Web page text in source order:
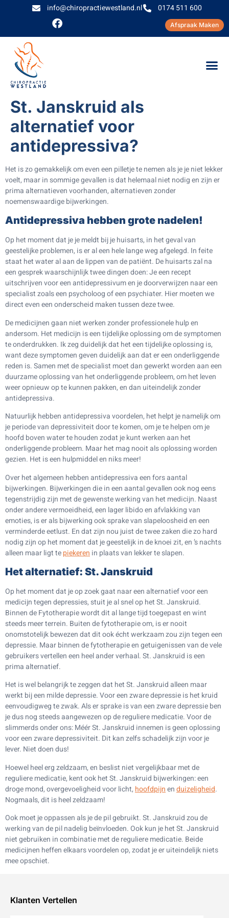
info@chiropractiewestland.nl 0174 511 600
Afspraak Maken
St. Janskruid als
alternatief voor
antidepressiva?
Het is zo gemakkelijk om even een pilletje te nemen als je je niet lekker
voelt, maar in sommige gevallen is dat helemaal niet nodig en zijn er
prima alternatieven voorhanden, alternatieven zonder
noemenswaardige bijwerkingen.
Antidepressiva hebben grote nadelen!
Op het moment dat je je meldt bij je huisarts, in het geval van
geestelijke problemen, is er al een hele lange weg afgelegd. In feite
staat het water al aan de lippen van de patiënt. De huisarts zal na
een gesprek waarschijnlijk twee dingen doen: Je een recept
uitschrijven voor een antidepressivum en je doorverwijzen naar een
specialist zoals een psycholoog of een psychiater. Hier moeten we
direct even een onderscheid maken tussen deze twee.
De medicijnen gaan niet werken zonder professionele hulp en
andersom. Het medicijn is een tijdelijke oplossing om de symptomen
te onderdrukken. Ik zeg duidelijk dat het een tijdelijke oplossing is,
want deze symptomen geven duidelijk aan dat er een onderliggende
reden is. Samen met de specialist moet dan gewerkt worden aan een
duurzame oplossing van het onderliggende probleem, om het leven
weer opnieuw op te kunnen pakken, en dan uiteindelijk zonder
antidepressiva.
Natuurlijk hebben antidepressiva voordelen, het helpt je namelijk om
je periode van depressiviteit door te komen, om je te helpen om je
hoofd boven water te houden zodat je kunt werken aan het
onderliggende probleem. Maar het mag nooit als oplossing worden
gezien. Het is een hulpmiddel en niks meer!
Over het algemeen hebben antidepressiva een fors aantal
bijwerkingen. Bijwerkingen die in een aantal gevallen ook nog eens
tegenstrijdig zijn met de gewenste werking van het medicijn. Naast
onder andere vermoeidheid, een lager libido en afvlakking van
emoties, is er als bijwerking ook sprake van slapeloosheid en een
verminderde eetlust. En dat zijn nou juist de twee zaken die zo hard
nodig zijn op het moment dat je geestelijk in de knoei zit, en ’s nachts
alleen maar ligt tepiekeren in plaats van lekker te slapen.
Het alternatief: St. Janskruid
Op het moment dat je op zoek gaat naar een alternatief voor een
medicijn tegen depressies, stuit je al snel op het St. Janskruid.
Binnen de Fytotherapie wordt dit al lange tijd toegepast en wint
steeds meer terrein. Buiten de fytotherapie om, is er nooit
onomstotelijk bewezen dat dit ook écht werkzaam zou zijn tegen een
depressie. Maar binnen de fytotherapie en getuigenissen van de vele
gebruikers vertellen een heel ander verhaal. St. Janskruid is een
prima alternatief.
Het is wel belangrijk te zeggen dat het St. Janskruid alleen maar
werkt bij een milde depressie. Voor een zware depressie is het kruid
eenvoudigweg te zwak. Als er sprake is van een zware depressie ben
je dus nog steeds aangewezen op de reguliere medicatie. Voor de
slimmerds onder ons: Méér St. Janskruid innemen is geen oplossing
voor een zware depressiviteit. Dit kan zelfs schadelijk zijn voor je
lever. Niet doen dus!
Hoewel heel erg zeldzaam, en beslist niet vergelijkbaar met de
reguliere medicatie, kent ook het St. Janskruid bijwerkingen: een
droge mond, overgevoeligheid voor licht, hoofdpijnenduizeligheid.
Nogmaals, dit is heel zeldzaam!
Ook moet je oppassen als je de pil gebruikt. St. Janskruid zou de
werking van de pil nadelig beïnvloeden. Ook kun je het St. Janskruid
niet gebruiken in combinatie met de reguliere medicatie. Beide
medicijnen heffen elkaars voordelen op, zodat je er uiteindelijk niets
mee opschiet.
Klanten Vertellen